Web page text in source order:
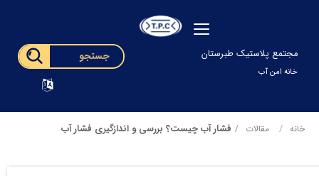
مجتمع پلاستیک طبرستان
خانه امن آب
خانه مقالات فشار آب چیست؟ بررسی و اندازگیری فشار آب